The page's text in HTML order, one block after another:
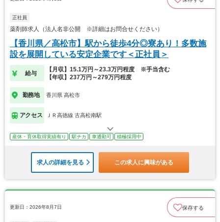
正社員
薬剤師求人（法人名非公開 ※詳細はお問合せください）
【香川県／高松市】駅から徒歩4分◎寮あり！多数施
設を展開している安定企業です＜正社員＞
給与
【月収】15.1万円～23.3万円程度 ※手当含む
【年収】237万円～279万円程度
勤務地 香川県 高松市
アクセス ＪＲ高徳線 古高松南駅
産休・育休取得実績有り 駅チカ 車通勤可 積極採用中
求人の詳細を見る この求人に興味がある
更新日：2026年8月7日 保存する